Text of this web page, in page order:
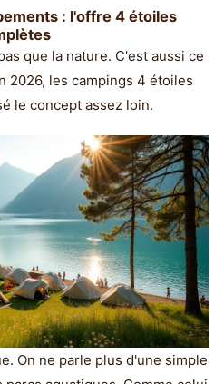
: l'offre 4 étoiles
que la nature. C'est aussi ce
2026, les campings 4 étoiles
le concept assez loin.
On ne parle plus d'une simple